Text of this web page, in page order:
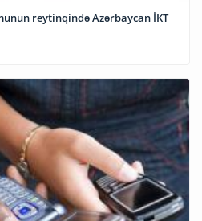
reytinqində Azərbaycan İKT